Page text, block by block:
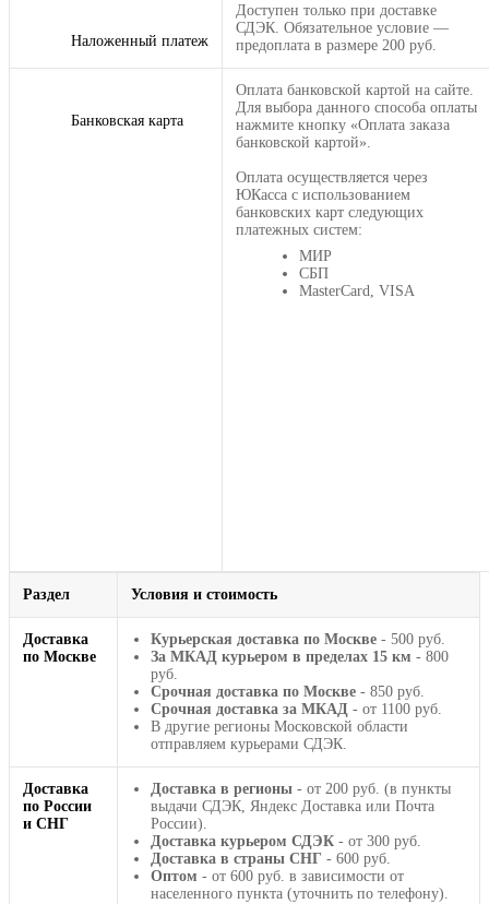
Наложенный платеж
Доступен только при доставке
СДЭК. Обязательное условие —
предоплата в размере 200 руб.
Банковская карта
Оплата банковской картой на сайте.
Для выбора данного способа оплаты
нажмите кнопку «Оплата заказа
банковской картой».
Оплата осуществляется через
ЮКасса с использованием
банковских карт следующих
платежных систем:
МИР
СБП
MasterCard, VISA
Раздел Условия и стоимость
Доставка
по Москве
Курьерская доставка по Москве - 500 руб.
За МКАД курьером в пределах 15 км - 800
руб.
Срочная доставка по Москве - 850 руб.
Срочная доставка за МКАД - от 1100 руб.
В другие регионы Московской области
отправляем курьерами СДЭК.
Доставка
по России
и СНГ
Доставка в регионы - от 200 руб. (в пункты
выдачи СДЭК, Яндекс Доставка или Почта
России).
Доставка курьером СДЭК - от 300 руб.
Доставка в страны СНГ - 600 руб.
Оптом - от 600 руб. в зависимости от
населенного пункта (уточнить по телефону).